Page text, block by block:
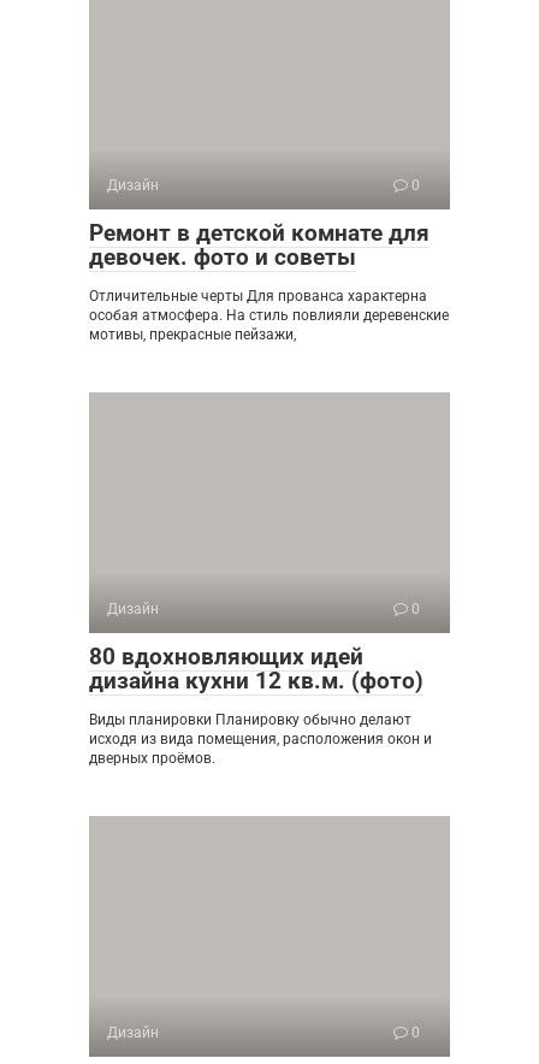
Дизайн 0
Ремонт в детской комнате для
девочек. фото и советы
Отличительные черты Для прованса характерна
особая атмосфера. На стиль повлияли деревенские
мотивы, прекрасные пейзажи,
Дизайн 0
80 вдохновляющих идей
дизайна кухни 12 кв.м. (фото)
Виды планировки Планировку обычно делают
исходя из вида помещения, расположения окон и
дверных проёмов.
Дизайн 0